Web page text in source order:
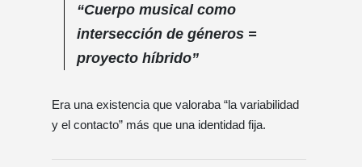
“Cuerpo musical como
intersección de géneros =
proyecto híbrido”
Era una existencia que valoraba “la variabilidad
y el contacto” más que una identidad fija.